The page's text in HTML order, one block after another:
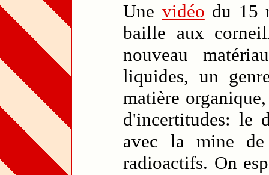
Une vidéo du 15
baille aux
nouveau
liquides, un
matière
d'incertitudes: le
avec la mine
radioactifs. On